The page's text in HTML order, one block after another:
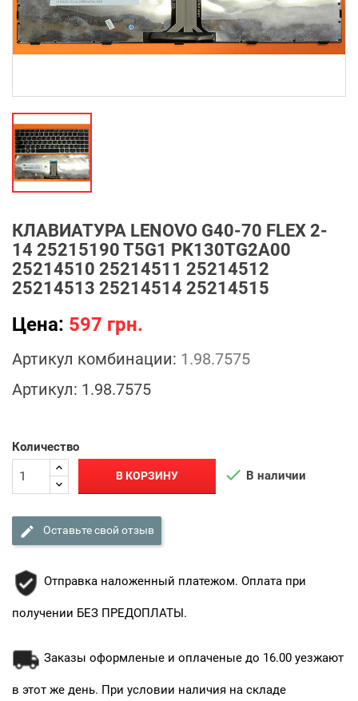
КЛАВИАТУРА LENOVO G40-70 FLEX 2-
14 25215190 T5G1 PK130TG2A00
25214510 25214511 25214512
25214513 25214514 25214515
Цена: 597 грн.
Артикул комбинации: 1.98.7575
Артикул: 1.98.7575
Количество
В КОРЗИНУ  В наличии
Оставьте свой отзыв
Отправка наложенный платежом. Оплата при
получении БЕЗ ПРЕДОПЛАТЫ.
Заказы оформленые и оплаченые до 16.00 уезжают
в этот же день. При условии наличия на складе